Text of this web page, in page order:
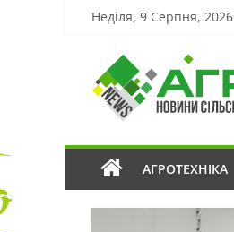
Неділя, 9 Серпня, 2026
АГРОТЕХНІКА